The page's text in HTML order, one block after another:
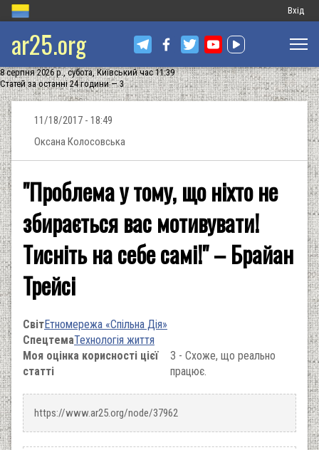
Меню
запису
Вхід
ar25.org
8 серпня 2026 р., субота, Київський час 11:39
Статей за останні 24 години — 3
11/18/2017 - 18:49
Оксана Колосовська
"Проблема у тому, що ніхто не
збирається вас мотивувати!
Тисніть на себе самі!" – Брайан
Трейсі
СвітЕтномережа «Спільна Дія»
СпецтемаТехнологія життя
Моя оцінка корисності цієї
статті
3 - Схоже, що реально
працює.
https://www.ar25.org/node/37962